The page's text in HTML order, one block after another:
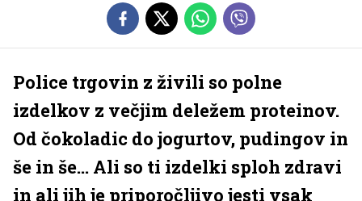
Police trgovin z živili so polne
izdelkov z večjim deležem proteinov.
Od čokoladic do jogurtov, pudingov in
še in še... Ali so ti izdelki sploh zdravi
in ali jih je priporočljivo jesti vsak